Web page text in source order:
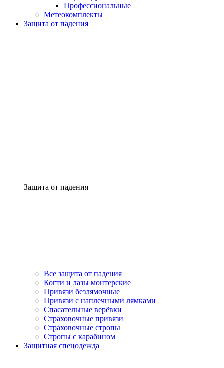
Профессиональные
Метеокомплекты
Защита от падения
Защита от падения
Все защита от падения
Когти и лазы монтерские
Привязи безлямочные
Привязи с наплечными лямками
Спасательные верёвки
Страховочные привязи
Страховочные стропы
Стропы с карабином
Защитная спецодежда